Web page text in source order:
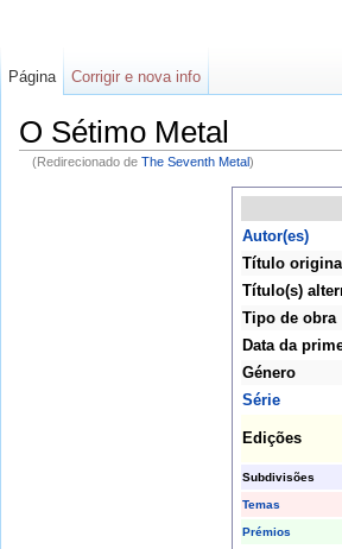
O Sétimo Metal
(Redirecionado de The Seventh Metal)
Autor(es)
Título
Título(s)
Tipo de obra
Data da
Género
Série
Edições
Subdivisões
Temas
Prémios
Página Corrigir e nova info